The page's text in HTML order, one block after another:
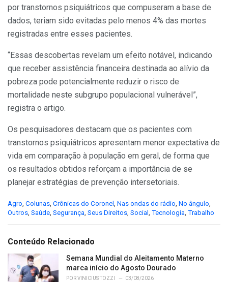
por transtornos psiquiátricos que compuseram a base de
dados, teriam sido evitadas pelo menos 4% das mortes
registradas entre esses pacientes.
“Essas descobertas revelam um efeito notável, indicando
que receber assistência financeira destinada ao alívio da
pobreza pode potencialmente reduzir o risco de
mortalidade neste subgrupo populacional vulnerável”,
registra o artigo.
Os pesquisadores destacam que os pacientes com
transtornos psiquiátricos apresentam menor expectativa de
vida em comparação à população em geral, de forma que
os resultados obtidos reforçam a importância de se
planejar estratégias de prevenção intersetoriais.
C
a
g
r
e
Agro, Colunas, Crônicas do Coronel , Nas ondas do rádio, No ângulo,
Outros, Saúde, Segurança, Seus Direitos, Social , Tecnologia, Trabalho
Conteúdo Relacionado
Semana Mundial do Aleitamento Materno
marca início do Agosto Dourado
PORVINICIUS TOZZI 03/08/2026